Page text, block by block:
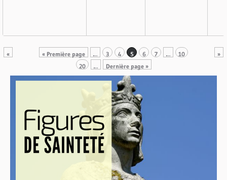
« Première page
« … 3 4 5 6 7 …
10
20
…
»
Dernière page »